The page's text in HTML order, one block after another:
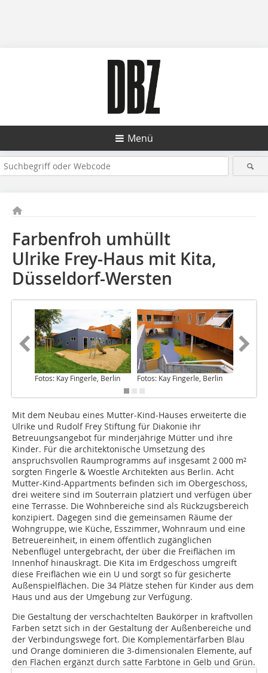
Menü
Farbenfroh umhüllt
Ulrike Frey-Haus mit Kita,
Düsseldorf-Wersten
Fotos: Kay Fingerle, Berlin Fotos: Kay Fingerle, Berlin
Mit dem Neubau eines Mutter-Kind-Hauses erweiterte die
Ulrike und Rudolf Frey Stiftung für Diakonie ihr
Betreuungsangebot für minderjährige Mütter und ihre
Kinder. Für die architektonische Umsetzung des
anspruchsvollen Raumprogramms auf insgesamt 2 000 m²
sorgten Fingerle & Woestle Architekten aus Berlin. Acht
Mutter-Kind-Appartments befinden sich im Obergeschoss,
drei weitere sind im Souterrain platziert und verfügen über
eine Terrasse. Die Wohnbereiche sind als Rückzugsbereich
konzipiert. Dagegen sind die gemeinsamen Räume der
Wohngruppe, wie Küche, Esszimmer, Wohnraum und eine
Betreuereinheit, in einem öffentlich zugänglichen
Nebenflügel untergebracht, der über die Freiflächen im
Innenhof hinauskragt. Die Kita im Erdgeschoss umgreift
diese Freiflächen wie ein U und sorgt so für gesicherte
Außenspielflächen. Die 34 Plätze stehen für Kinder aus dem
Haus und aus der Umgebung zur Verfügung.
Die Gestaltung der verschachtelten Baukörper in kraftvollen
Farben setzt sich in der Gestaltung der Außenbereiche und
der Verbindungswege fort. Die Komplementärfarben Blau
und Orange dominieren die 3-dimensionalen Elemente, auf
den Flächen ergänzt durch satte Farbtöne in Gelb und Grün.